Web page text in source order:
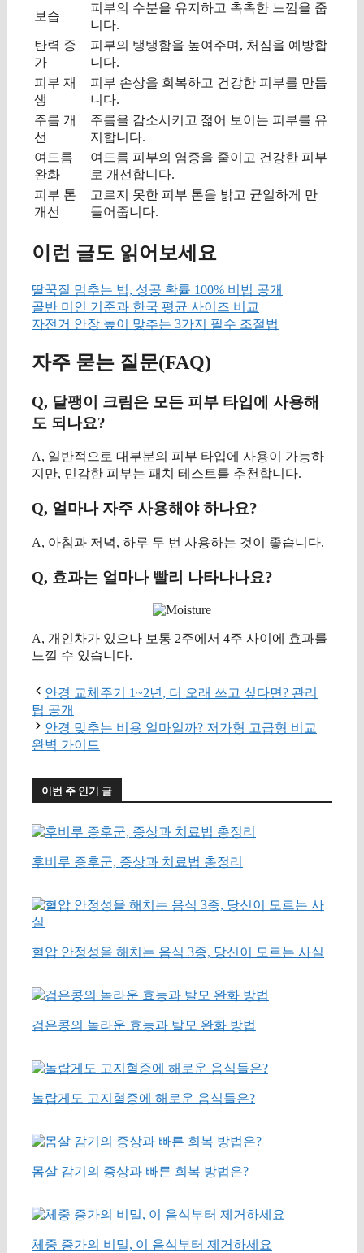
보습
피부의 수분을 유지하고 촉촉한 느낌을 줍
니다.
탄력 증
가
피부의 탱탱함을 높여주며, 처짐을 예방합
니다.
피부 재
생
피부 손상을 회복하고 건강한 피부를 만듭
니다.
주름 개
선
주름을 감소시키고 젊어 보이는 피부를 유
지합니다.
여드름
완화
여드름 피부의 염증을 줄이고 건강한 피부
로 개선합니다.
피부 톤
개선
고르지 못한 피부 톤을 밝고 균일하게 만
들어줍니다.
이런 글도 읽어보세요
딸꾹질 멈추는 법, 성공 확률 100% 비법 공개
골반 미인 기준과 한국 평균 사이즈 비교
자전거 안장 높이 맞추는 3가지 필수 조절법
자주 묻는 질문(FAQ)
Q, 달팽이 크림은 모든 피부 타입에 사용해
도 되나요?
A, 일반적으로 대부분의 피부 타입에 사용이 가능하
지만, 민감한 피부는 패치 테스트를 추천합니다.
Q, 얼마나 자주 사용해야 하나요?
A, 아침과 저녁, 하루 두 번 사용하는 것이 좋습니다.
Q, 효과는 얼마나 빨리 나타나나요?
A, 개인차가 있으나 보통 2주에서 4주 사이에 효과를
느낄 수 있습니다.
안경 교체주기 1~2년, 더 오래 쓰고 싶다면? 관리
팁 공개
안경 맞추는 비용 얼마일까? 저가형 고급형 비교
완벽 가이드
이번 주 인기 글
후비루 증후군, 증상과 치료법 총정리
혈압 안정성을 해치는 음식 3종, 당신이 모르는 사실
검은콩의 놀라운 효능과 탈모 완화 방법
놀랍게도 고지혈증에 해로운 음식들은?
몸살 감기의 증상과 빠른 회복 방법은?
체중 증가의 비밀, 이 음식부터 제거하세요